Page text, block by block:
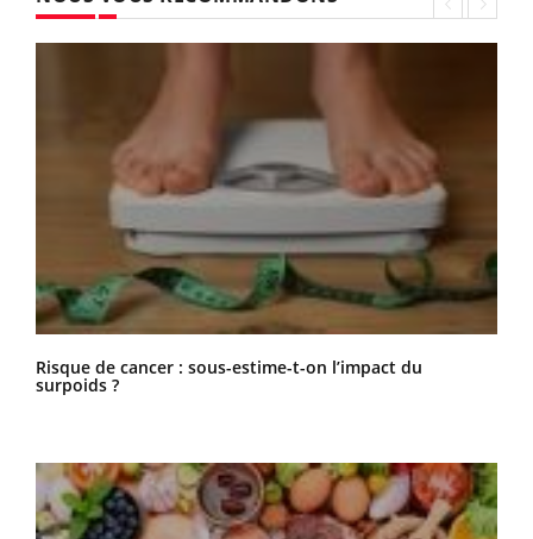
Risque de cancer : sous-estime-t-on l’impact du
surpoids ?